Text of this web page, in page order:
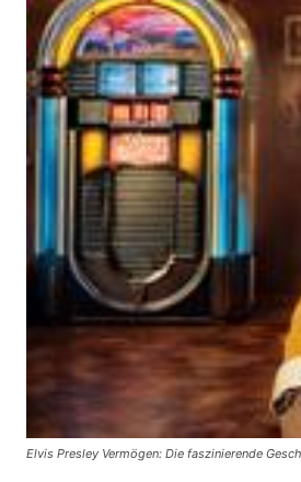
Elvis Presley Vermögen: Die faszinierende